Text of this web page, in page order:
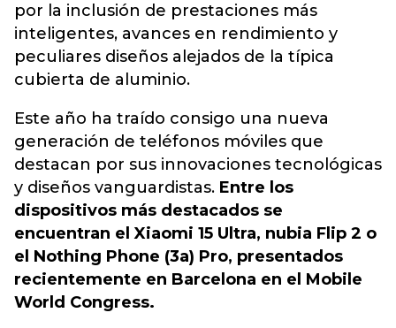
por la inclusión de prestaciones más
inteligentes, avances en rendimiento y
peculiares diseños alejados de la típica
cubierta de aluminio.
Este año ha traído consigo una nueva
generación de teléfonos móviles que
destacan por sus innovaciones tecnológicas
y diseños vanguardistas. Entre los
dispositivos más destacados se
encuentran el Xiaomi 15 Ultra, nubia Flip 2 o
el Nothing Phone (3a) Pro, presentados
recientemente en Barcelona en el Mobile
World Congress.